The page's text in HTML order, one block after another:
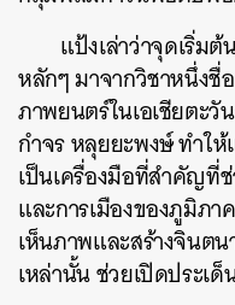
แป้งเล่าว่าจุดเริ่ม
หลักๆ มาจากวิชาหนึ่งชื่
ภาพยนตร์ในเอเชียตะวั
กำจร หลุยยะพงษ์ ทำใ
เป็นเครื่องมือที่สำคัญที่
และการเมืองของภูมิภ
เห็นภาพและสร้างจินตน
เหล่านั้น ช่วยเปิดประเ